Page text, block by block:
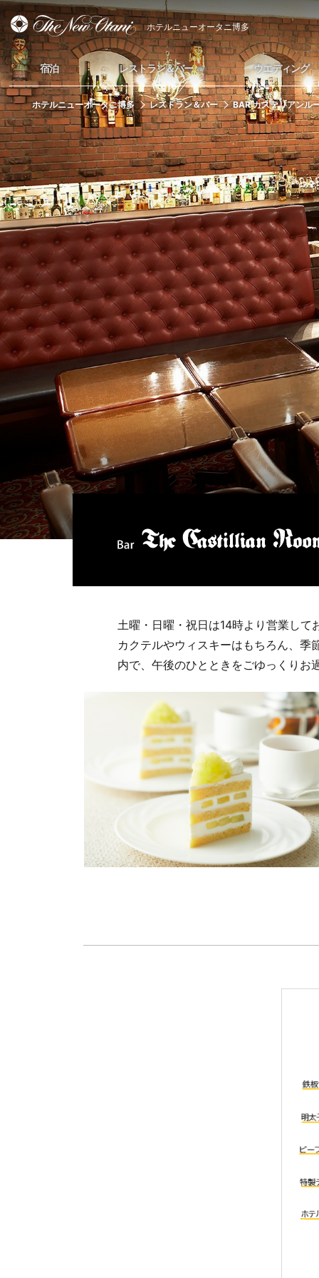
ホテルニューオータニ博多
宿泊 レストラン＆バー ウエディング
ホテルニューオータニ博多 レストラン＆バー BAR カステリアンル
土曜・日曜・祝日は14時より営業して
カクテルやウィスキーはもちろん、
内で、午後のひとときをごゆっくりお